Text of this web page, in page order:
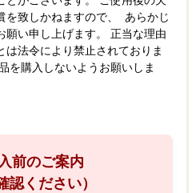
を致しかねますので、 あらかじ
願い申し上げます。 正当な理由
は法令により禁止されておりま
を購入しないようお願いしま
前のご案内
認ください）